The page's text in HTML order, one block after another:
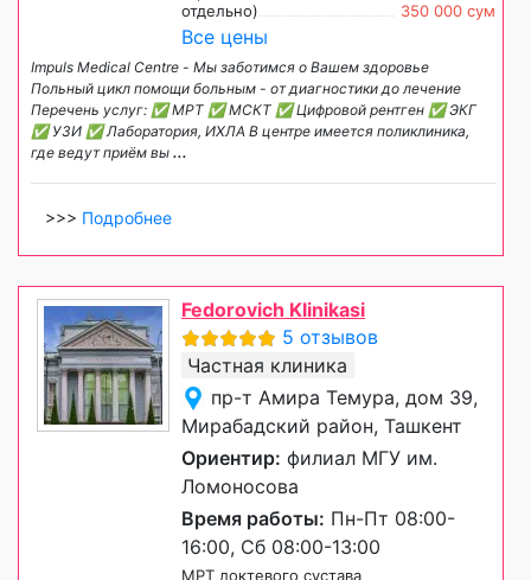
отдельно)
350 000 сум
Все цены
Impuls Medical Centre - Мы заботимся о Вашем здоровье
Польный цикл помощи больным - от диагностики до лечение
Перечень услуг: ✅ МРТ ✅ МСКТ ✅ Цифровой рентген ✅ ЭКГ
✅ УЗИ ✅ Лаборатория, ИХЛА В центре имеется поликлиника,
где ведут приём вы ...
>>> Подробнее
Fedorovich Klinikasi
5 отзывов
Частная клиника
пр-т Амира Темура, дом 39,
Мирабадский район, Ташкент
Ориентир: филиал МГУ им.
Ломоносова
Время работы: Пн-Пт 08:00-
16:00, Сб 08:00-13:00
МРТ локтевого сустава